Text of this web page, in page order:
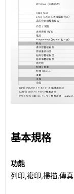
基本規格
功能
列印,複印,掃描,傳真